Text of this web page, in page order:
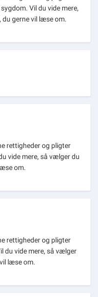
Vil du vide mere,
gerne vil læse om.
rettigheder og pligter
vide mere, så vælger du
om.
rettigheder og pligter
du vide mere, så vælger
læse om.